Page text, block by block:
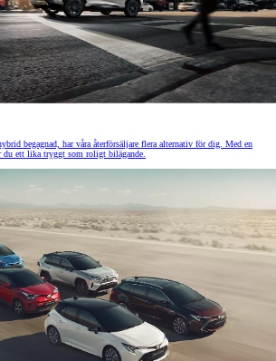
begagnad, har våra återförsäljare flera alternativ för dig. Med en
du ett lika tryggt som roligt bilägande.